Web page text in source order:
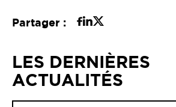
Partager :
LES DERNIÈRES
ACTUALITÉS